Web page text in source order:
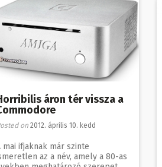
áron tér vissza a
on 2012. április 10. kedd
mai ifjaknak már szinte
az a név, amely a 80-as